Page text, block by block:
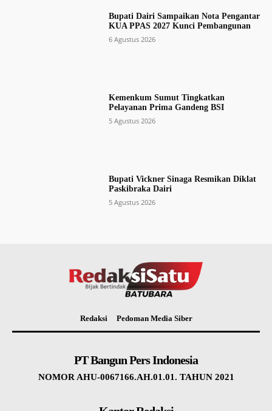
Bupati Dairi Sampaikan Nota Pengantar
KUA PPAS 2027 Kunci Pembangunan
6 Agustus 2026
Kemenkum Sumut Tingkatkan
Pelayanan Prima Gandeng BSI
5 Agustus 2026
Bupati Vickner Sinaga Resmikan Diklat
Paskibraka Dairi
5 Agustus 2026
Redaksi Pedoman Media Siber
PT Bangun Pers Indonesia
NOMOR AHU-0067166.AH.01.01. TAHUN 2021